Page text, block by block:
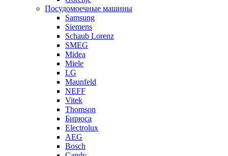
Посудомоечные машины
Samsung
Siemens
Schaub Lorenz
SMEG
Midea
Miele
LG
Maunfeld
NEFF
Vitek
Thomson
Бирюса
Electrolux
AEG
Bosch